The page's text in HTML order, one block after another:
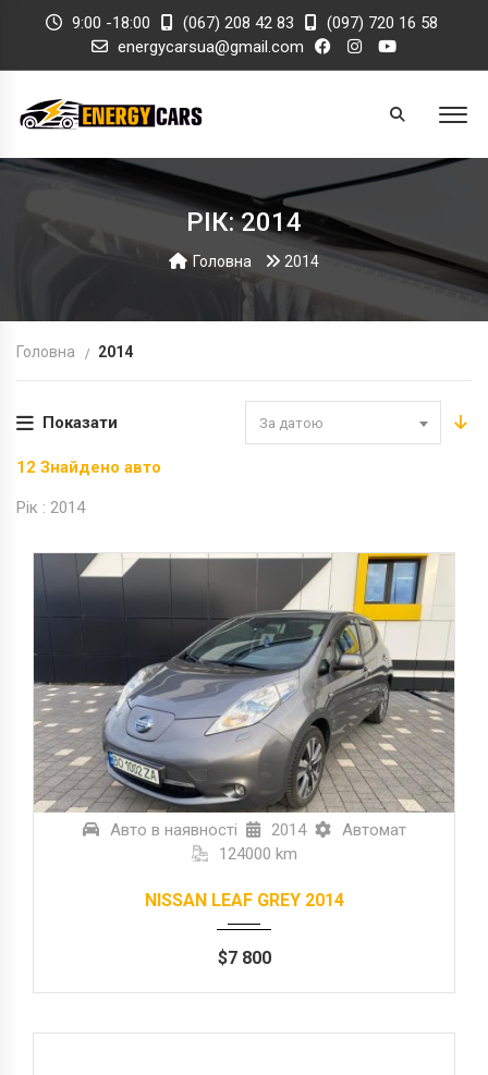
9:00 -18:00 (067) 208 42 83
(097) 720 16 58
energycarsua@gmail.com
РІК: 2014
Головна 2014
Головна 2014
Показати За датою
12 Знайдено авто
Рік : 2014
Авто в наявності 2014
Автомат
124000 km
NISSAN LEAF GREY 2014
$7 800
Авто в наявності 2014
Автомат